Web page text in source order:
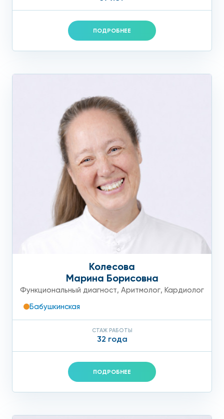
Ешьте больше рыбы – сардины, семгу, макрель и
лосось. Рыба очень полезна, так как содержит
омега-3 жирные кислоты, которые помогают
снизить уровень триглицеридов
вы хорошо себя чувствуете и ни на что не жалуетесь, это
еще не факт, что уровень жиров в вашем организме в
Поэтому не медлите с визитом к врачу, если хотите
избежать серьёзных осложнений.
Запишитесь на приём прямо сейчас.
ПОДРОБНЕЕ
Колесова
Марина Борисовна
Функциональный диагност, Аритмолог, Кардиолог
Бабушкинская
СТАЖ РАБОТЫ
32 года
ПОДРОБНЕЕ